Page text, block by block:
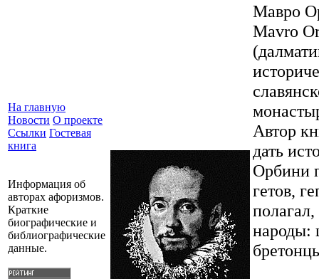
На главную
Новости О проекте
Ссылки Гостевая
книга
Информация об
авторах афоризмов.
Краткие
биографические и
библиографические
данные.
Мавро
Mavro
Автор
дать
Орбини
гетов,
народы: